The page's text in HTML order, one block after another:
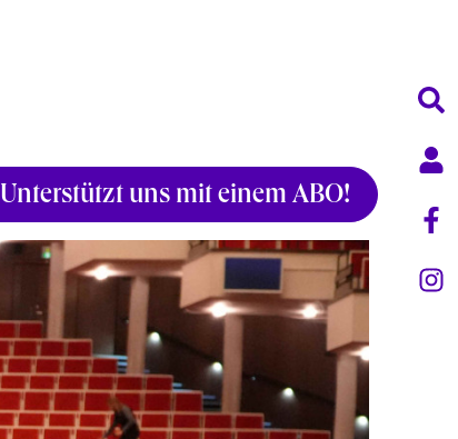
Unterstützt uns mit einem ABO!